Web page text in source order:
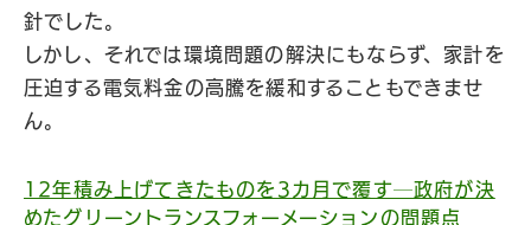
針でした。
しかし、それでは環境問題の解決にもならず、家計を
圧迫する電気料金の高騰を緩和することもできませ
ん。
12年積み上げてきたものを3カ月で覆す─政府が決
めたグリーントランスフォーメーションの問題点